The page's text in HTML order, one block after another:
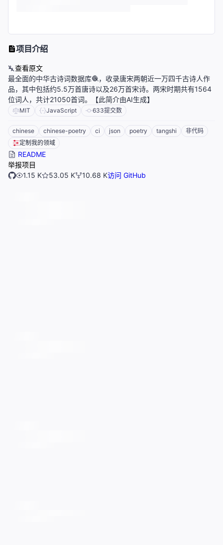
项目介绍
查看原文
最全面的中华古诗词数据库🧶，收录唐宋两朝近一万四千古诗人作
品，其中包括约5.5万首唐诗以及26万首宋诗。两宋时期共有1564
位词人，共计21050首词。【此简介由AI生成】
MIT JavaScript 633提交数
chinese chinese-poetry ci json poetry tangshi
非代码
定制我的领域
README
举报项目
1.15 K
53.05 K 10.68 K访问 GitHub